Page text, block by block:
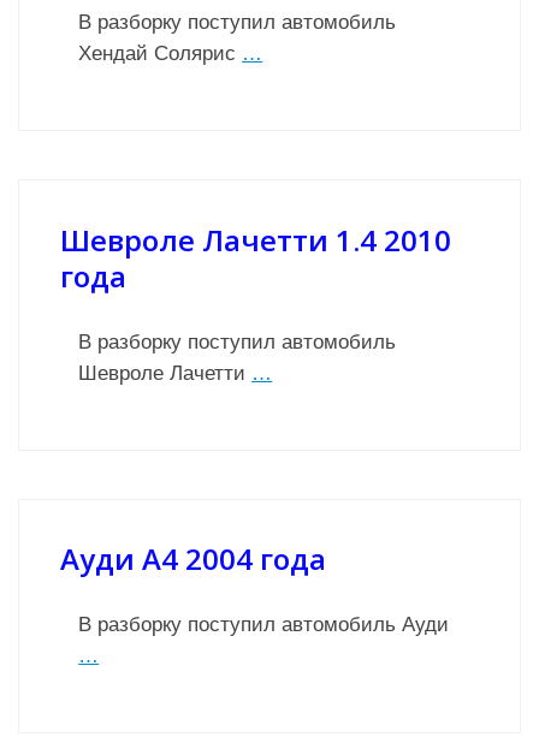
В разборку поступил автомобиль
Хендай Солярис …
Шевроле Лачетти 1.4 2010
года
В разборку поступил автомобиль
Шевроле Лачетти …
Ауди А4 2004 года
В разборку поступил автомобиль Ауди
…